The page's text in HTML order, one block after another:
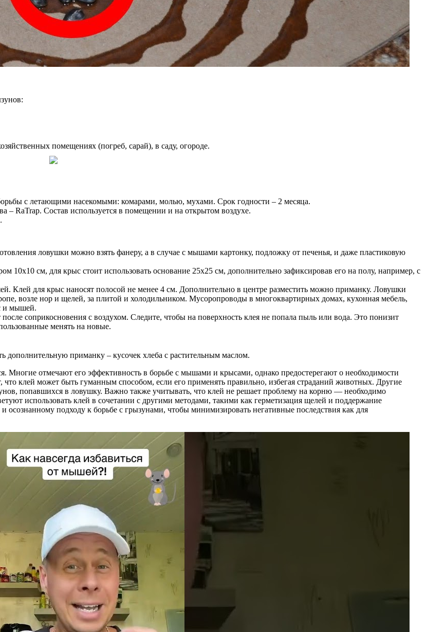
помещениях (погреб, сарай), в саду, огороде.
с летающими насекомыми: комарами, молью, мухами. Срок годности – 2 месяца.
RaTrap. Состав используется в помещении и на открытом воздухе.
ловушки можно взять фанеру, а в случае с мышами картонку, подложку от печенья, и даже пластиковую
см, для крыс стоит использовать основание 25х25 см, дополнительно зафиксировав его на полу, например, с
Клей для крыс наносят полосой не менее 4 см. Дополнительно в центре разместить можно приманку. Ловушки
возле нор и щелей, за плитой и холодильником. Мусоропроводы в многоквартирных домах, кухонная мебель,
и мышей.
соприкосновения с воздухом. Следите, чтобы на поверхность клея не попала пыль или вода. Это понизит
менять на новые.
приманку – кусочек хлеба с растительным маслом.
Многие отмечают его эффективность в борьбе с мышами и крысами, однако предостерегают о необходимости
клей может быть гуманным способом, если его применять правильно, избегая страданий животных. Другие
попавшихся в ловушку. Важно также учитывать, что клей не решает проблему на корню — необходимо
использовать клей в сочетании с другими методами, такими как герметизация щелей и поддержание
подходу к борьбе с грызунами, чтобы минимизировать негативные последствия как для